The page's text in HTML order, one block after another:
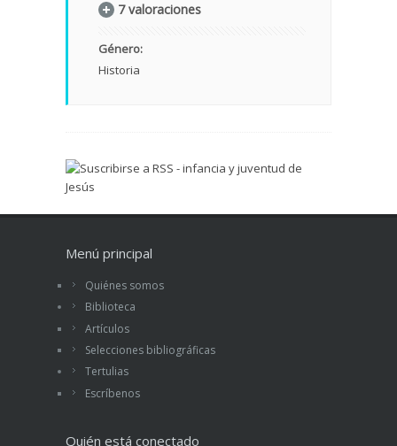
7 valoraciones
Género:
Historia
Menú principal
Quiénes somos
Biblioteca
Artículos
Selecciones bibliográficas
Tertulias
Escríbenos
Quién está conectado